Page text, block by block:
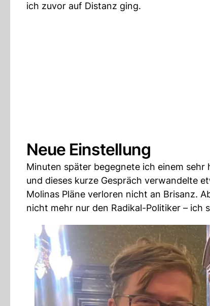
ich zuvor auf Distanz ging.
Neue Einstellung
Minuten später begegnete ich einem
und dieses kurze Gespräch verwandelte
Molinas Pläne verloren nicht an Brisanz.
nicht mehr nur den Radikal-Politiker – ich